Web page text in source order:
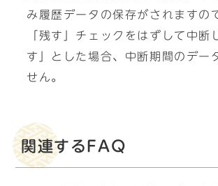
み履歴データの保存がされますの
「残す」チェックをはずして中断
す」とした場合、中断期間のデー
せん。
関連するFAQ